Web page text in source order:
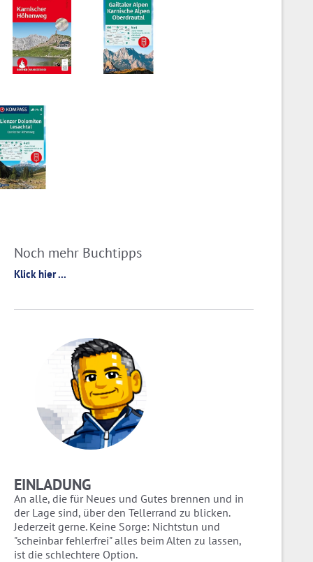
Noch mehr Buchtipps
Klick hier ...
EINLADUNG
An alle, die für Neues und Gutes brennen und in
der Lage sind, über den Tellerrand zu blicken.
Jederzeit gerne. Keine Sorge: Nichtstun und
"scheinbar fehlerfrei" alles beim Alten zu lassen,
ist die schlechtere Option.